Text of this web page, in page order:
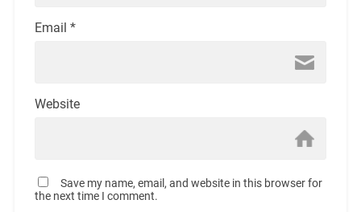
Email *
Website
Save my name, email, and website in this browser for
the next time I comment.